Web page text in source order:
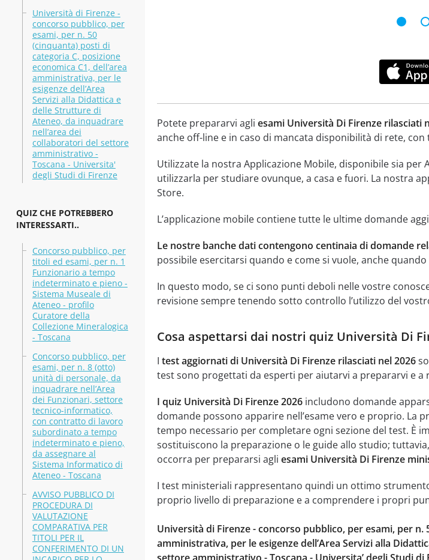
Università di Firenze -
concorso pubblico, per
esami, per n. 50
(cinquanta) posti di
categoria C, posizione
economica C1, dell’area
amministrativa, per le
esigenze dell’Area
Servizi alla Didattica e
delle Strutture di
Ateneo, da inquadrare
nell’area dei
collaboratori del settore
amministrativo -
Toscana - Universita'
degli Studi di Firenze
QUIZ CHE POTREBBERO
INTERESSARTI..
Concorso pubblico, per
titoli ed esami, per n. 1
Funzionario a tempo
indeterminato e pieno -
Sistema Museale di
Ateneo - profilo
Curatore della
Collezione Mineralogica
- Toscana
Concorso pubblico, per
esami, per n. 8 (otto)
unità di personale, da
inquadrare nell’Area
dei Funzionari, settore
tecnico-informatico,
con contratto di lavoro
subordinato a tempo
indeterminato e pieno,
da assegnare al
Sistema Informatico di
Ateneo - Toscana
AVVISO PUBBLICO DI
PROCEDURA DI
VALUTAZIONE
COMPARATIVA PER
TITOLI PER IL
CONFERIMENTO DI UN
Potete prepararvi agli esami Università Di Firenze rilasciati
anche off-line e in caso di mancata disponibilità di rete,
Utilizzate la nostra Applicazione Mobile, disponibile sia per
utilizzarla per studiare ovunque, a casa e fuori. La nostra
Store.
L’applicazione mobile contiene tutte le ultime domande
Le nostre banche dati contengono centinaia di domande
possibile esercitarsi quando e come si vuole, anche quando
In questo modo, se ci sono punti deboli nelle vostre
revisione sempre tenendo sotto controllo l’utilizzo del
Cosa aspettarsi dai nostri quiz Università Di
I test aggiornati di Università Di Firenze rilasciati nel 2026
test sono progettati da esperti per aiutarvi a prepararvi e a
I quiz Università Di Firenze 2026includono domande
domande possono apparire nell’esame vero e proprio. La
tempo necessario per completare ogni sezione del test. È
sostituiscono la preparazione o le guide allo studio;
occorra per prepararsi agli esami Università Di Firenze
I test ministeriali rappresentano quindi un ottimo
proprio livello di preparazione e a comprendere i propri
Università di Firenze - concorso pubblico, per esami, per n.
amministrativa, per le esigenze dell’Area Servizi alla